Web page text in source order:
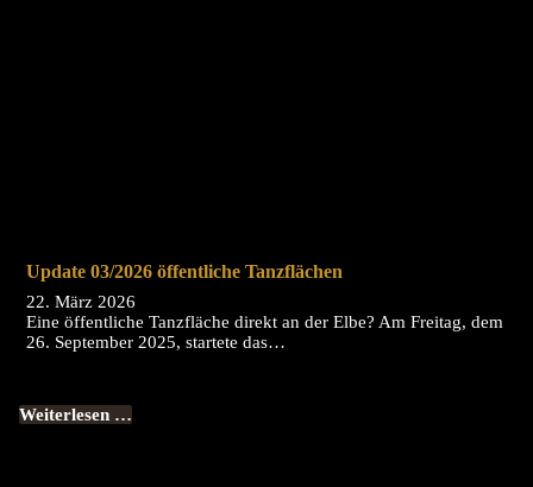
Update 03/2026 öffentliche Tanzflächen
22. März 2026
Eine öffentliche Tanzfläche direkt an der Elbe? Am Freitag, dem
26. September 2025, startete das…
Weiterlesen …